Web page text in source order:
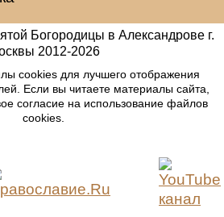
Богородицы в Александрове г.
2012-2026
cookies для лучшего отображения
Если вы читаете материалы сайта,
согласие на использование файлов
cookies.